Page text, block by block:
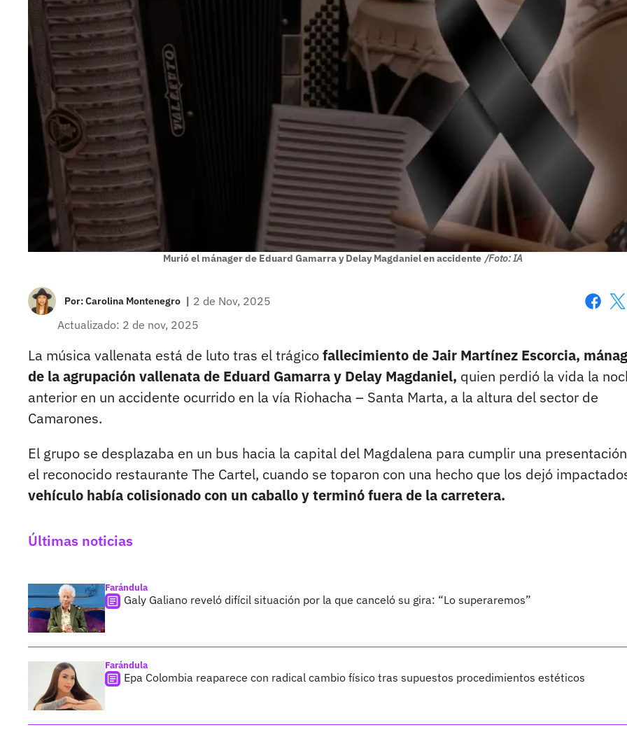
Murió el mánager de Eduard Gamarra y Delay Magdaniel en accidente /Foto: IA
Por:Carolina Montenegro | 2 de Nov, 2025
Actualizado: 2 de nov, 2025
La música vallenata está de luto tras el trágicofallecimiento de Jair Martínez Escorcia,
de la agrupación vallenata de Eduard Gamarra y Delay Magdaniel, quien perdió la vida la
anterior en un accidente ocurrido en la vía Riohacha – Santa Marta, a la altura del sector de
Camarones.
El grupo se desplazaba en un bus hacia la capital del Magdalena para cumplir una
el reconocido restaurante The Cartel, cuando se toparon con una hecho que los dejó
vehículo había colisionado con un caballo y terminó fuera de la carretera.
Últimas noticias
Farándula
Galy Galiano reveló difícil situación por la que canceló su gira: “Lo superaremos”
Farándula
Epa Colombia reaparece con radical cambio físico tras supuestos procedimientos estéticos